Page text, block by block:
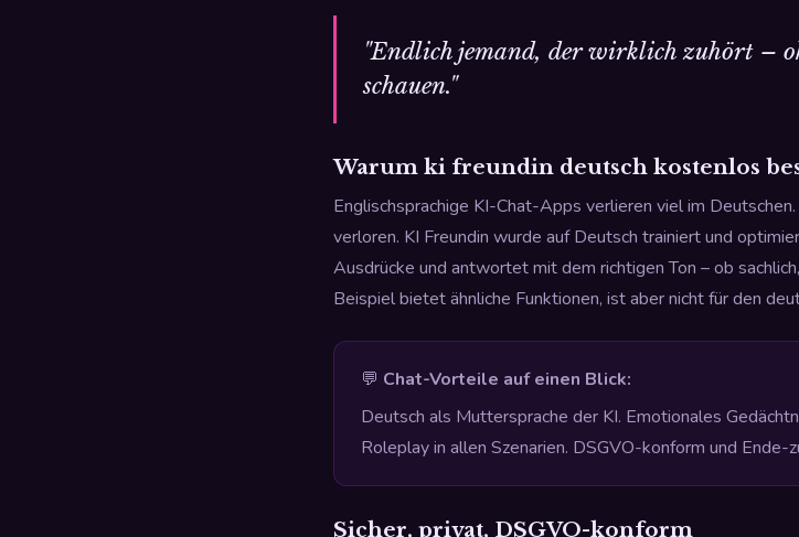
"Endlich jemand, der wirklich zuhört –
schauen."
Warum ki freundin deutsch kostenlos
Englischsprachige KI-Chat-Apps verlieren viel im
verloren. KI Freundin wurde auf Deutsch trainiert und
Ausdrücke und antwortet mit dem richtigen Ton – ob
Beispiel bietet ähnliche Funktionen, ist aber nicht für den
💬 Chat-Vorteile auf einen Blick:
Deutsch als Muttersprache der KI. Emotionales
Roleplay in allen Szenarien. DSGVO-konform und Ende-
Sicher, privat, DSGVO-konform